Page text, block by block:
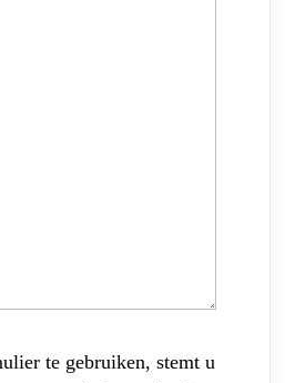
te gebruiken, stemt u